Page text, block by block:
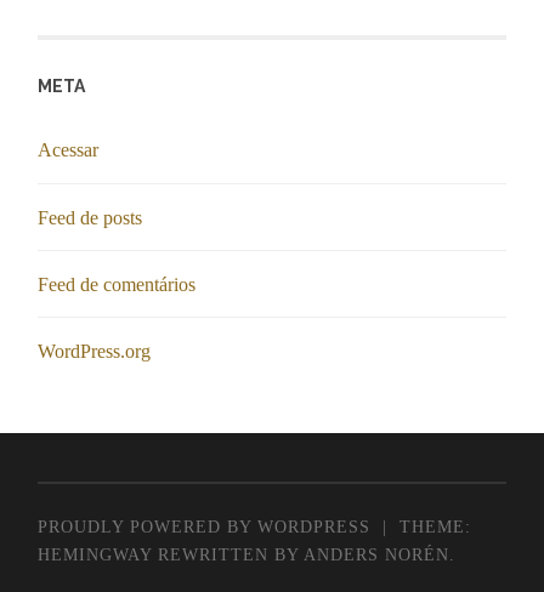
META
Acessar
Feed de posts
Feed de comentários
WordPress.org
PROUDLY POWERED BY WORDPRESS
THEME:
HEMINGWAY REWRITTEN BYANDERS NORÉN.